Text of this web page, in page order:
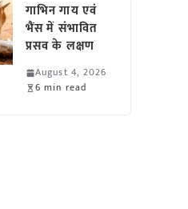
गाभिन गाय एवं
भैंस में संभावित
प्रसव के लक्षण
August 4, 2026
6 min read